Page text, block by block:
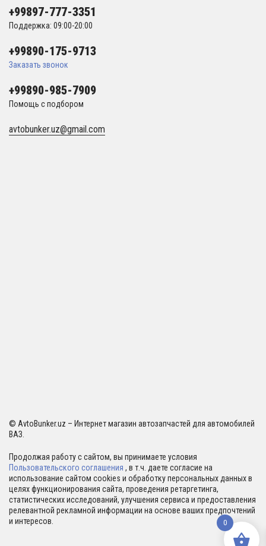
+99897-777-3351
Поддержка: 09:00-20:00
+99890-175-9713
Заказать звонок
+99890-985-7909
Помощь с подбором
avtobunker.uz@gmail.com
© AvtoBunker.uz – Интернет магазин автозапчастей для автомобилей
ВАЗ.
Продолжая работу с сайтом, вы принимаете условия
Пользовательского соглашения , в т.ч. даете согласие на
использование сайтом cookies и обработку персональных данных в
целях функционирования сайта, проведения ретаргетинга,
статистических исследований, улучшения сервиса и предоставления
релевантной рекламной информации на основе ваших предпочтений
и интересов.
0